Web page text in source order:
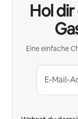
Hol
Eine einfache
E-Mail-